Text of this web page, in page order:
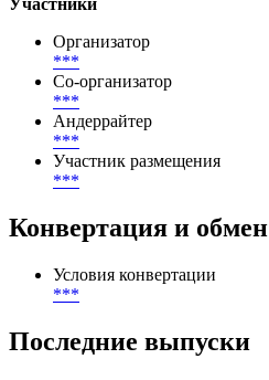
Участники
Организатор
***
Со-организатор
***
Андеррайтер
***
Участник размещения
***
Конвертация и обмен
Условия конвертации
***
Последние выпуски